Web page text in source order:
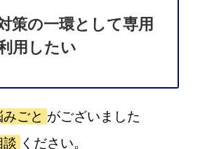
策の一環として専用
用したい
ごと がございました
談 ください。